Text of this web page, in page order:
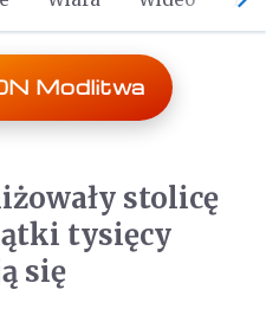
Modlitwa
stolicę
tysięcy
się